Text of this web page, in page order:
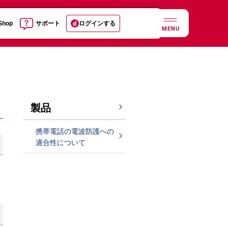
サポート ログインする
MENU
製品
携帯電話の電波防護への
適合性について